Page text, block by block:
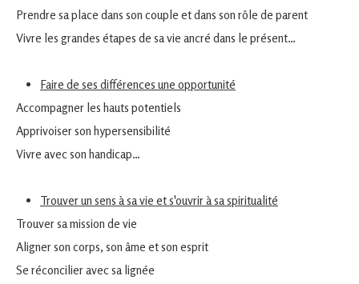
Prendre sa place dans son couple et dans son rôle de parent
Vivre les grandes étapes de sa vie ancré dans le présent…
Faire de ses différences une opportunité
Accompagner les hauts potentiels
Apprivoiser son hypersensibilité
Vivre avec son handicap…
Trouver un sens à sa vie et s'ouvrir à sa spiritualité
Trouver sa mission de vie
Aligner son corps, son âme et son esprit
Se réconcilier avec sa lignée